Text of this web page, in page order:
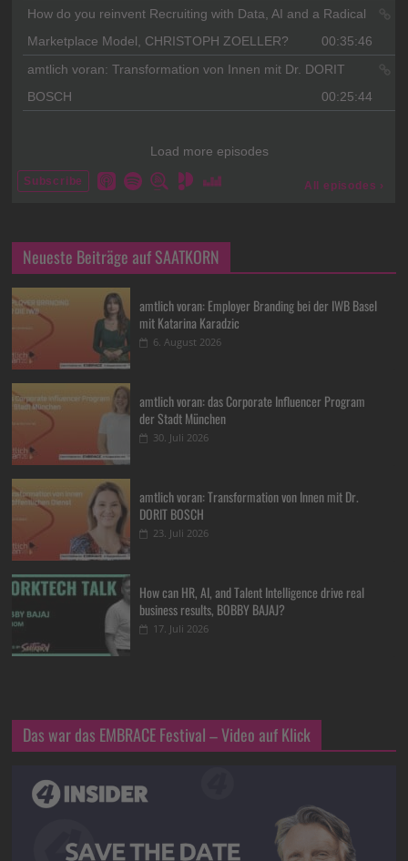
Neueste Beiträge auf SAATKORN
amtlich voran: Employer Branding bei der IWB Basel
mit Katarina Karadzic
6. August 2026
amtlich voran: das Corporate Influencer Program
der Stadt München
30. Juli 2026
amtlich voran: Transformation von Innen mit Dr.
DORIT BOSCH
23. Juli 2026
How can HR, AI, and Talent Intelligence drive real
business results, BOBBY BAJAJ?
17. Juli 2026
Das war das EMBRACE Festival – Video auf Klick